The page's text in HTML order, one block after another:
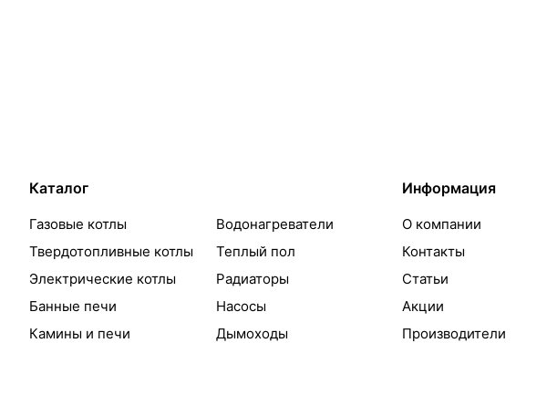
Каталог
Газовые котлы
Твердотопливные котлы
Электрические котлы
Банные печи
Камины и печи
Водонагреватели
Теплый пол
Радиаторы
Насосы
Дымоходы
Информация
О компании
Контакты
Статьи
Акции
Производители